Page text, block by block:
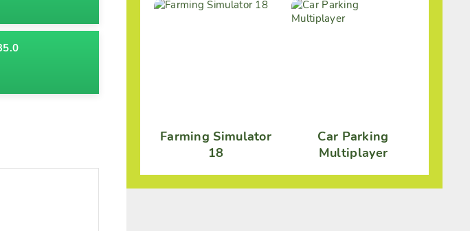
Farming Simulator
18
Car Parking
Multiplayer